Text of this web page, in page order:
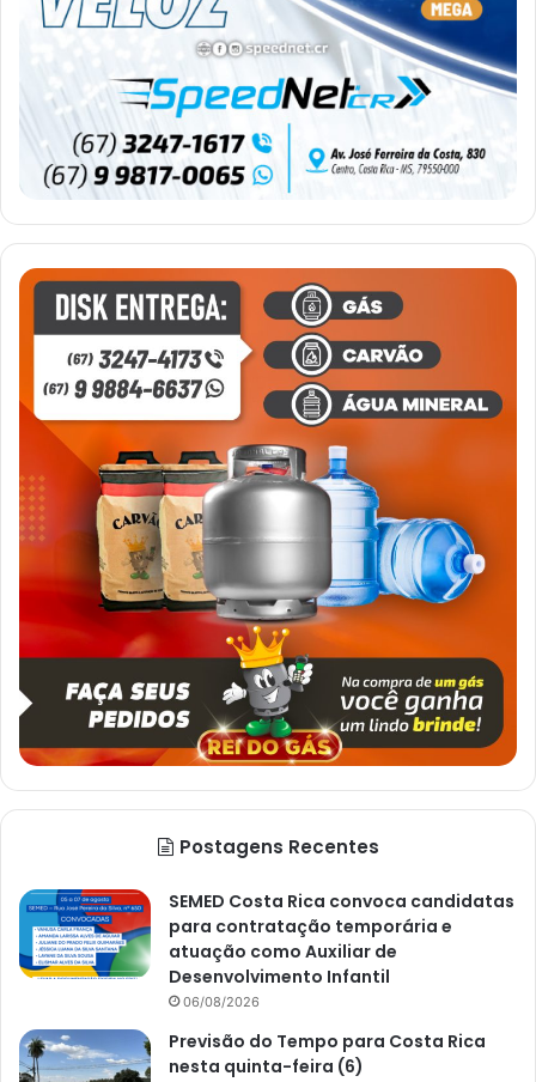
Postagens Recentes
SEMED Costa Rica convoca candidatas
para contratação temporária e
atuação como Auxiliar de
Desenvolvimento Infantil
06/08/2026
Previsão do Tempo para Costa Rica
nesta quinta-feira (6)